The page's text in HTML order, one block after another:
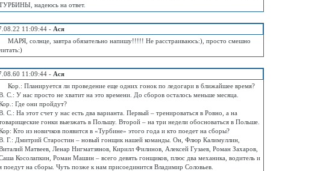
надеюсь на ответ.
11:09:44 - Ася
МАРЯ, солнце, завтра обязательно напишу!!!!! Не расстраиваюсь:), просто смешно
11:09:44 - Ася
Кор.: Планируется ли проведение еще одних гонок по ледогари в ближайшее время?
С.: У нас просто не хватит на это времени. До сборов осталось меньше месяца.
Где они пройдут?
С.: На этот счет у нас есть два варианта. Первый – тренироваться в Ровно, а на
гонки выезжать в Польшу. Второй – на три недели обосноваться в Польше.
Кто из новичков появится в «Турбине» этого года и кто поедет на сборы?
Г.: Дмитрий Старостин – новый гонщик нашей команды. Он, Флюр Калимуллин,
Матвеев, Ленар Нигматзянов, Кирилл Филинов, Алексей Гузаев, Роман Захаров,
Косолапкин, Роман Машин – всего девять гонщиков, плюс два механика, водитель и
поедут на сборы. Чуть позже к нам присоединится Владимир Соловьев.